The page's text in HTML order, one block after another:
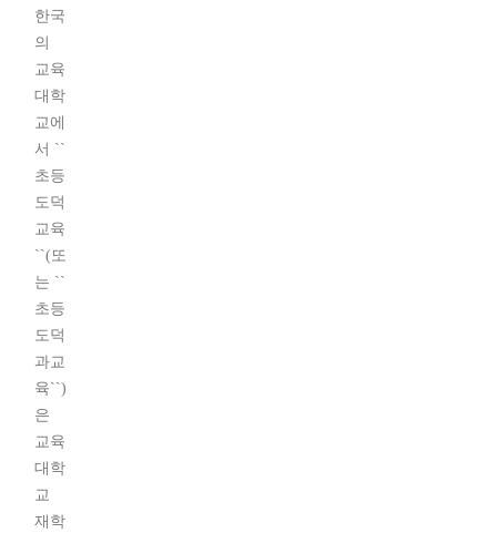
한국
의
교육
대학
교에
서 ``
초등
도덕
교육
``(또
는 ``
초등
도덕
과교
육``)
은
교육
대학
교
재학